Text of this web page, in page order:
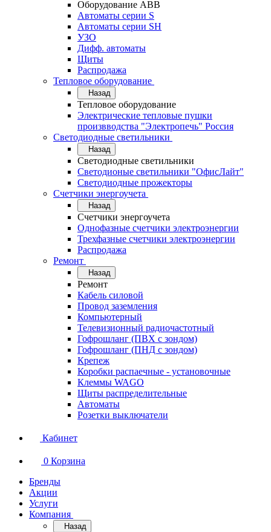
Оборудование АВВ
Автоматы серии S
Автоматы серии SH
УЗО
Дифф. автоматы
Щиты
Распродажа
Тепловое оборудование
Назад
Тепловое оборудование
Электрические тепловые пушки
произвводства "Электропечь" Россия
Светодиодные светильники
Назад
Светодиодные светильники
Светодионые светильники "ОфисЛайт"
Светодиодные прожекторы
Счетчики энергоучета
Назад
Счетчики энергоучета
Однофазные счетчики электроэнергии
Трехфазные счетчики электроэнергии
Распродажа
Ремонт
Назад
Ремонт
Кабель силовой
Провод заземления
Компьютерный
Телевизионный радиочастотный
Гофрошланг (ПВХ с зондом)
Гофрошланг (ПНД с зондом)
Крепеж
Коробки распаечные - установочные
Клеммы WAGO
Щиты распределительные
Автоматы
Розетки выключатели
Кабинет
0 Корзина
Бренды
Акции
Услуги
Компания
Назад